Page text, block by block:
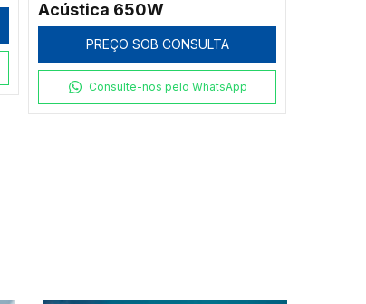
PREÇO SOB CONSULTA
Consulte-nos pelo WhatsApp